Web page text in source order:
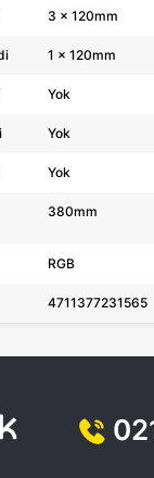
3 x 120mm
1 x 120mm
Yok
Yok
Yok
380mm
RGB
4711377231565